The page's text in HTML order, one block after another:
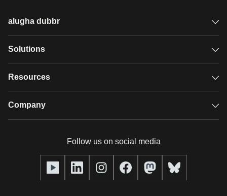
alugha dubbr
Overview
Glossary
Solutions
GDPR video hosting
Resources
Case studies
alugha Academy
Company
Our team
Follow us on social media